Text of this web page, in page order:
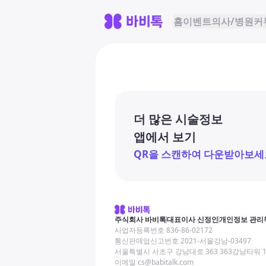
홈이벤트의사/병원커
더 많은 시술정보
앱에서 보기
QR을 스캔하여 다운받아보세
주식회사 바비톡대표이사 신정인개인정보 관리
사업자등록번호 836-86-02172
통신판매업신고번호 2021-서울강남-03497
서울특별시 서초구 강남대로 363 363강남타워
이메일 cs@babitalk.com